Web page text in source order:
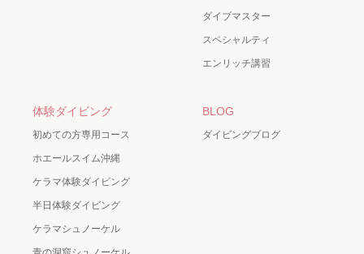
ダイブマスター
スペシャルティ
エンリッチ講習
体験ダイビング
初めての方専用コース
ホエールスイム沖縄
ケラマ体験ダイビング
半日体験ダイビング
ケラマシュノーケル
BLOG
ダイビングブログ